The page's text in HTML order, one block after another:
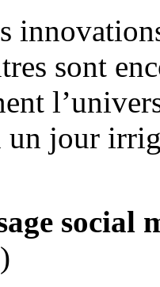
sont
jour
social
)